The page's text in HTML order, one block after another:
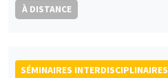
À DISTANCE
SÉMINAIRES INTERDISCIPLINAIRES